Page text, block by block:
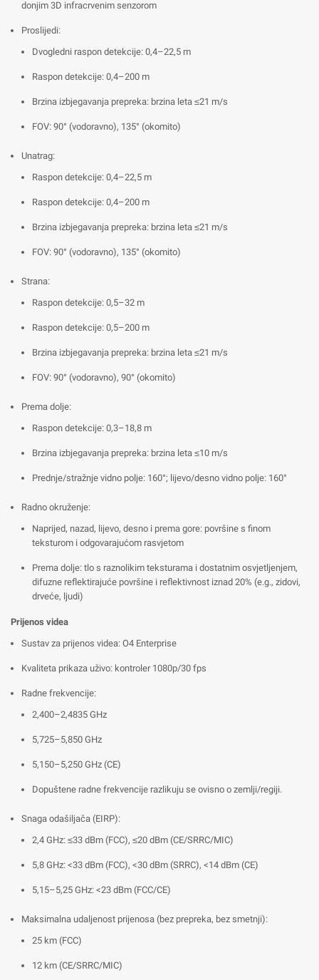
donjim 3D infracrvenim senzorom
Proslijedi:
Dvogledni raspon detekcije: 0,4–22,5 m
Raspon detekcije: 0,4–200 m
Brzina izbjegavanja prepreka: brzina leta ≤21 m/s
FOV: 90° (vodoravno), 135° (okomito)
Unatrag:
Raspon detekcije: 0,4–22,5 m
Raspon detekcije: 0,4–200 m
Brzina izbjegavanja prepreka: brzina leta ≤21 m/s
FOV: 90° (vodoravno), 135° (okomito)
Strana:
Raspon detekcije: 0,5–32 m
Raspon detekcije: 0,5–200 m
Brzina izbjegavanja prepreka: brzina leta ≤21 m/s
FOV: 90° (vodoravno), 90° (okomito)
Prema dolje:
Raspon detekcije: 0,3–18,8 m
Brzina izbjegavanja prepreka: brzina leta ≤10 m/s
Prednje/stražnje vidno polje: 160°; lijevo/desno vidno polje: 160°
Radno okruženje:
Naprijed, nazad, lijevo, desno i prema gore: površine s finom
teksturom i odgovarajućom rasvjetom
Prema dolje: tlo s raznolikim teksturama i dostatnim osvjetljenjem,
difuzne reflektirajuće površine i reflektivnost iznad 20% (e.g., zidovi,
drveće, ljudi)
Prijenos videa
Sustav za prijenos videa: O4 Enterprise
Kvaliteta prikaza uživo: kontroler 1080p/30 fps
Radne frekvencije:
2,400–2,4835 GHz
5,725–5,850 GHz
5,150–5,250 GHz (CE)
Dopuštene radne frekvencije razlikuju se ovisno o zemlji/regiji.
Snaga odašiljača (EIRP):
2,4 GHz: ≤33 dBm (FCC), ≤20 dBm (CE/SRRC/MIC)
5,8 GHz: <33 dBm (FCC), <30 dBm (SRRC), <14 dBm (CE)
5,15–5,25 GHz: <23 dBm (FCC/CE)
Maksimalna udaljenost prijenosa (bez prepreka, bez smetnji):
25 km (FCC)
12 km (CE/SRRC/MIC)